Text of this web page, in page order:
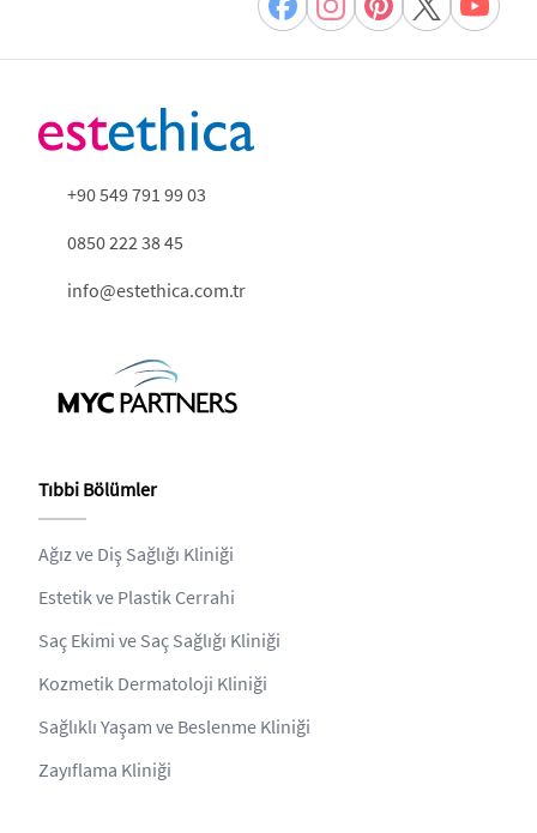
+90 549 791 99 03
0850 222 38 45
info@estethica.com.tr
Tıbbi Bölümler
Ağız ve Diş Sağlığı Kliniği
Estetik ve Plastik Cerrahi
Saç Ekimi ve Saç Sağlığı Kliniği
Kozmetik Dermatoloji Kliniği
Sağlıklı Yaşam ve Beslenme Kliniği
Zayıflama Kliniği